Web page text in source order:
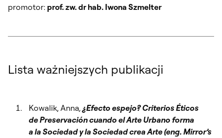
​promotor: prof. zw. dr hab. Iwona Szmelter
Lista ważniejszych publikacji
Kowalik, Anna, ¿Efecto espejo? Criterios Éticos
de Preservación cuando el Arte Urbano forma
a la Sociedad y la Sociedad crea Arte (eng. Mirror’s